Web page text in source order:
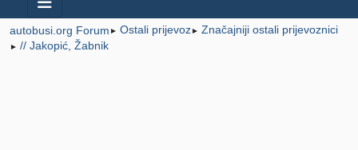
autobusi.org Forum ► Ostali prijevoz► Značajniji ostali prijevoznici
► // Jakopić, Žabnik